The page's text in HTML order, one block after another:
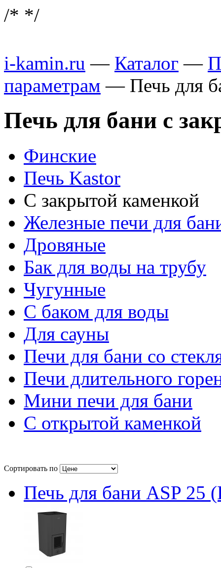
/* */
i-kamin.ru — Каталог —
параметрам — Печь для
Печь для бани с
Финские
Печь Kastor
С закрытой каменкой
Железные печи для
Дровяные
Бак для воды на трубу
Чугунные
С баком для воды
Для сауны
Печи для бани со
Печи длительного
Мини печи для бани
C открытой каменкой
Сортировать по
Печь для бани ASP 25